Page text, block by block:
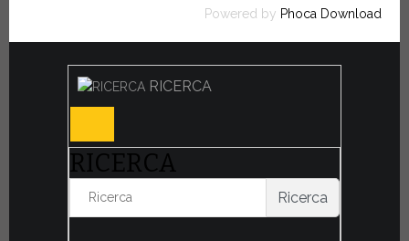
Powered by Phoca Download
RICERCA
RICERCA
Ricerca